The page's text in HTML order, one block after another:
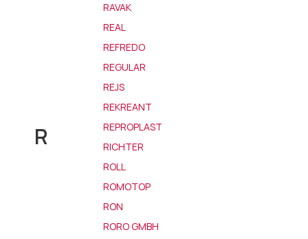
R
RAVAK
REAL
REFREDO
REGULAR
REJS
REKREANT
REPROPLAST
RICHTER
ROLL
ROMOTOP
RON
RORO GMBH